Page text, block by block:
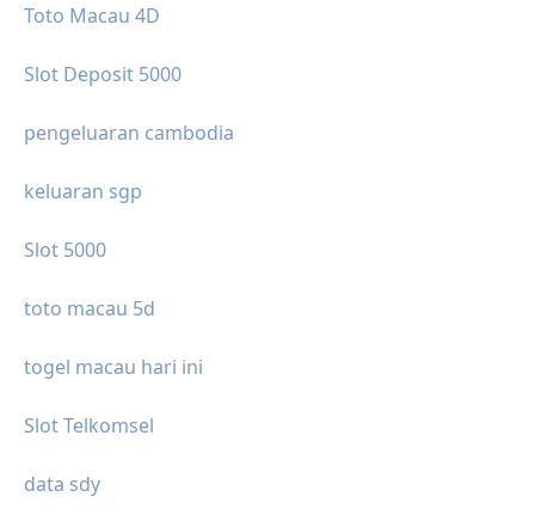
Toto Macau 4D
Slot Deposit 5000
pengeluaran cambodia
keluaran sgp
Slot 5000
toto macau 5d
togel macau hari ini
Slot Telkomsel
data sdy